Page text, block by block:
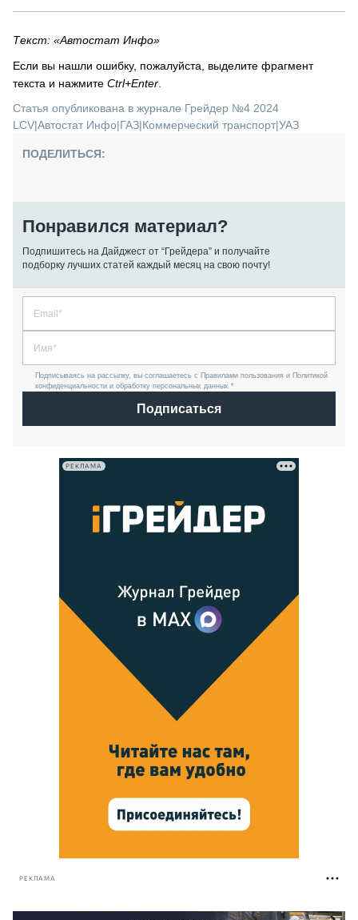
Текст: «Автостат Инфо»
Если вы нашли ошибку, пожалуйста, выделите фрагмент
текста и нажмите Ctrl+Enter
Статья опубликована в журнале Грейдер №4 2024
LCV|Автостат Инфо|ГАЗ|Коммерческий транспорт|УАЗ
ПОДЕЛИТЬСЯ:
Понравился материал?
Подпишитесь на Дайджест от “Грейдера” и получайте
подборку лучших статей каждый месяц на свою почту!
Подписываясь на рассылку, вы соглашаетесь с Правилами пользования и Политикой
конфиденциальности и обработку персональных данных *
Подписаться
РЕКЛАМА
РЕКЛАМА